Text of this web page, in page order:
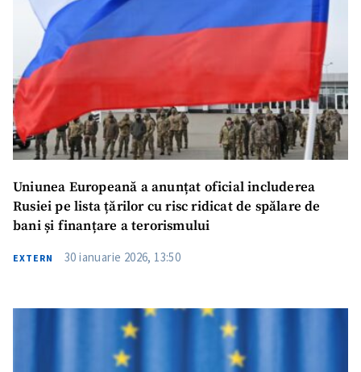
Uniunea Europeană a anunțat oficial includerea
Rusiei pe lista țărilor cu risc ridicat de spălare de
bani și finanțare a terorismului
EXTERN 30 ianuarie 2026, 13:50
Titlu știre
+ Adaugă titlu
Fotografie
CONTACT SURSĂ
Sursă anonimă
+ Emailul meu